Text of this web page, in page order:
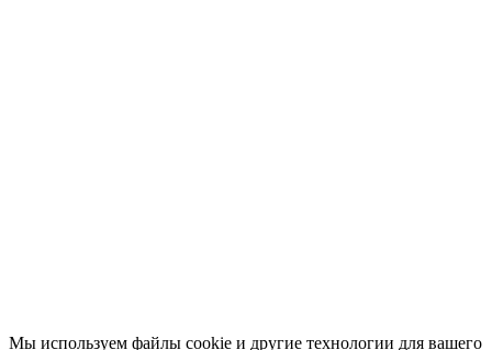
Мы используем файлы cookie и другие технологии для вашего